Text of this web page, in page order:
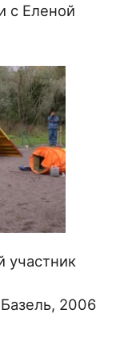
с Еленой
участник
2006